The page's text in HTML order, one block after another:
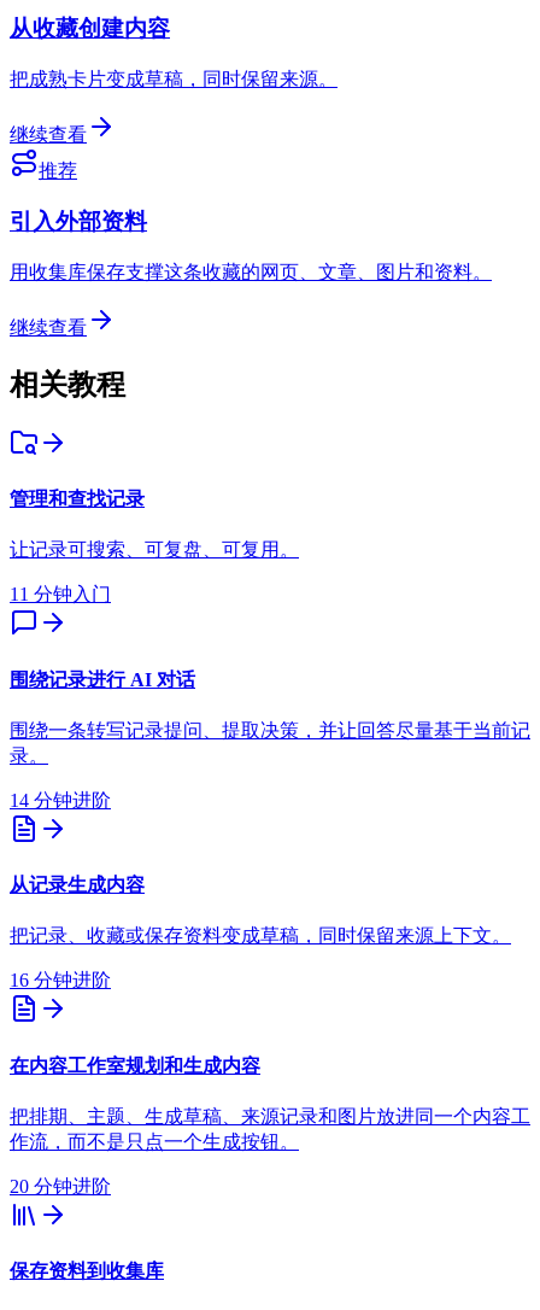
从收藏创建内容
把成熟卡片变成草稿，同时保留来源。
继续查看
推荐
引入外部资料
用收集库保存支撑这条收藏的网页、文章、图片和资料。
继续查看
相关教程
管理和查找记录
让记录可搜索、可复盘、可复用。
11 分钟 入门
围绕记录进行 AI 对话
围绕一条转写记录提问、提取决策，并让回答尽量基于当前记
录。
14 分钟进阶
从记录生成内容
把记录、收藏或保存资料变成草稿，同时保留来源上下文。
16 分钟进阶
在内容工作室规划和生成内容
把排期、主题、生成草稿、来源记录和图片放进同一个内容工
作流，而不是只点一个生成按钮。
20 分钟进阶
保存资料到收集库